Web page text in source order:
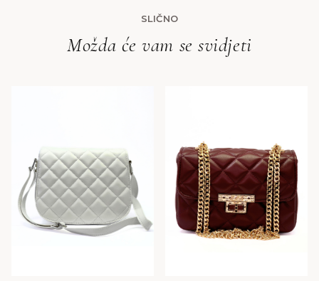
SLIČNO
Možda će vam se svidjeti